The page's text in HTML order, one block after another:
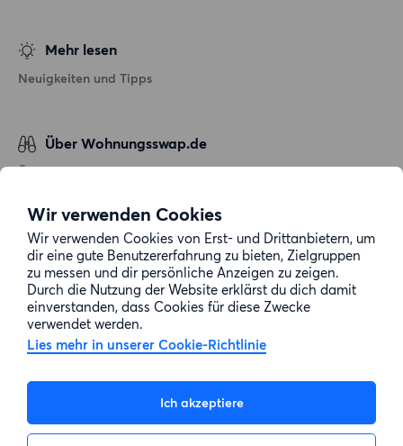
Wir verwenden Cookies
Wir verwenden Cookies von Erst- und Drittanbietern, um
dir eine gute Benutzererfahrung zu bieten, Zielgruppen
zu messen und dir persönliche Anzeigen zu zeigen.
Durch die Nutzung der Website erklärst du dich damit
einverstanden, dass Cookies für diese Zwecke
verwendet werden.
Lies mehr in unserer Cookie-Richtlinie
Ich akzeptiere
Mehr lesen
Neuigkeiten und Tipps
Über Wohnungsswap.de
Über uns
Datenschutz
Cookie-Richtlinie
Sitemap